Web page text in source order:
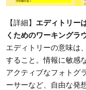
【詳細】 エディトリー
くためのワーキングラ
エディトリーの意味は
すること。情報に敏感
アクティブなフォトグ
ーサーなど、自由な発